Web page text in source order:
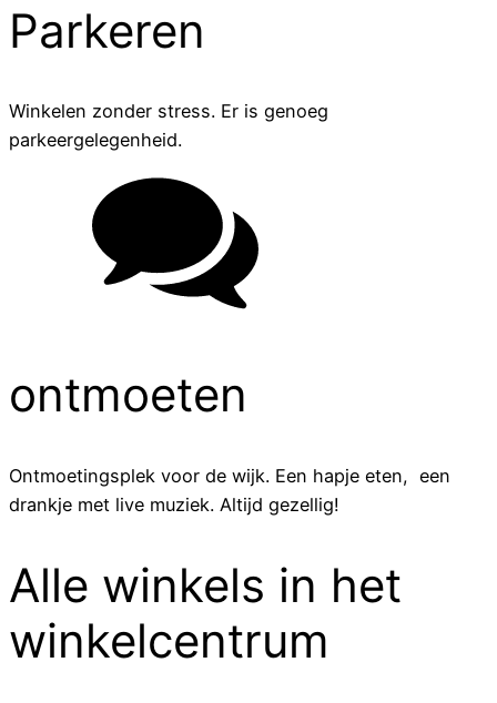
Parkeren
Winkelen zonder stress. Er is genoeg
parkeergelegenheid.
ontmoeten
Ontmoetingsplek voor de wijk. Een hapje eten, een
drankje met live muziek. Altijd gezellig!
Alle winkels in het
winkelcentrum